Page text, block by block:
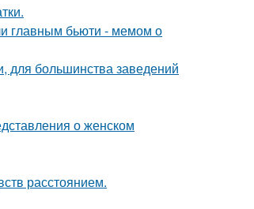
главным бьюти - мемом о
для большинства заведений
о женском
расстоянием.